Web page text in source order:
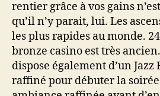
rentier grâce à vos gains
qu’il n’y parait, lui. Les
les plus rapides au monde.
bronze casino est très
dispose également d’un
raffiné pour débuter la